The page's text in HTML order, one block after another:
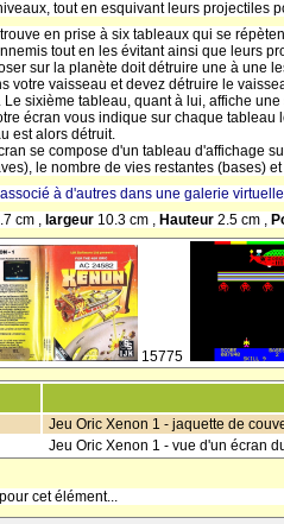
tout en esquivant leurs projectiles
en prise à six tableaux qui se
tout en les évitant ainsi que leurs
sur la planète doit détruire une à une
votre vaisseau et devez détruire le
Le sixième tableau, quant à lui, affiche
écran vous indique sur chaque
est alors détruit.
se compose d'un tableau d'affichage
le nombre de vies restantes (bases)
à d'autres dans une galerie
cm , largeur 10.3 cm , Hauteur 2.5 cm ,
15775
Jeu Oric Xenon 1 - jaquette de
Jeu Oric Xenon 1 - vue d'un écran
cet élément...